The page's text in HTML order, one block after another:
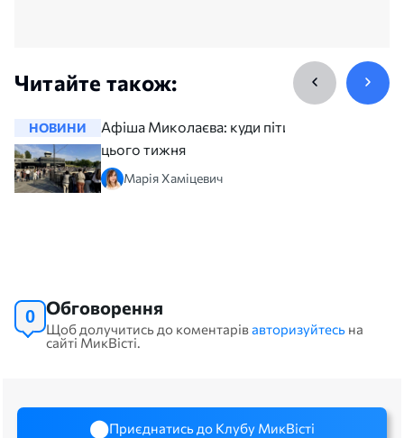
Читайте також:
НОВИНИ
Афіша Миколаєва: куди піти
цього тижня
Марія Хаміцевич
0 Обговорення
Щоб долучитись до коментарівавторизуйтесь на
сайті МикВісті.
Приєднатись до Клубу МикВісті